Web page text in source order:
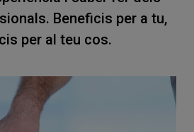
Beneficis per a tu,
per al teu cos.